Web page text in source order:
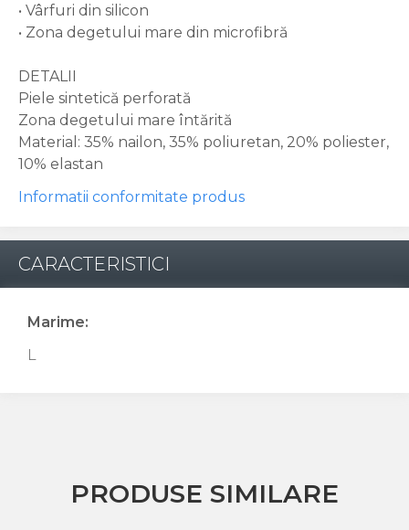
• Vârfuri din silicon
• Zona degetului mare din microfibră
DETALII
Piele sintetică perforată
Zona degetului mare întărită
Material: 35% nailon, 35% poliuretan, 20% poliester,
10% elastan
Informatii conformitate produs
CARACTERISTICI
Marime:
L
PRODUSE SIMILARE